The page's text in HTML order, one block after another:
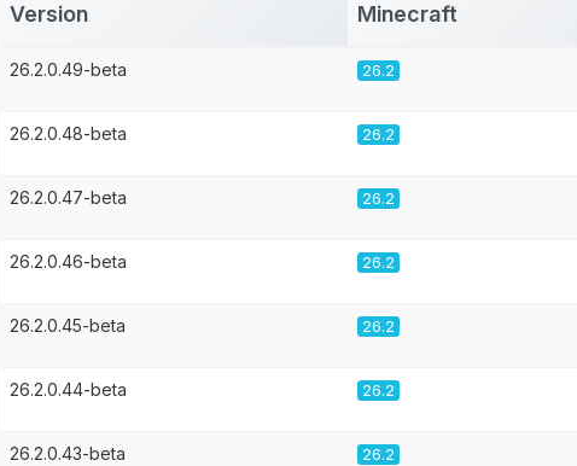
Version Minecraft
26.2.0.49-beta 26.2
26.2.0.48-beta 26.2
26.2.0.47-beta 26.2
26.2.0.46-beta 26.2
26.2.0.45-beta 26.2
26.2.0.44-beta 26.2
26.2.0.43-beta 26.2